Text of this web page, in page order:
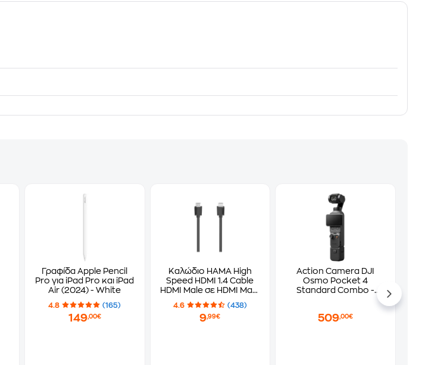
Γραφίδα Apple Pencil
Pro για iPad Pro και iPad
Air (2024) - White
4.8 (165)
149,00€
Καλώδιο HAMA High
Speed HDMI 1.4 Cable
HDMI Male σε HDMI Male
- 1.5m
4.6 (438)
9,99€
Action Camera DJI
Osmo Pocket 4
Standard Combo -
509,00€